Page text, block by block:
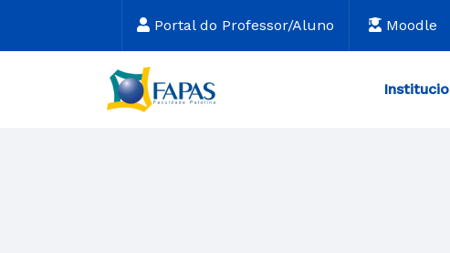
Portal do Professor/Aluno Moodle